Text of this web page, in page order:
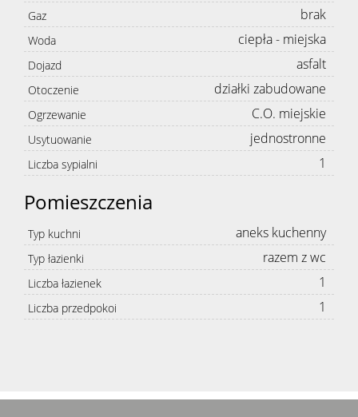
Gaz brak
Woda ciepła - miejska
Dojazd asfalt
Otoczenie działki zabudowane
Ogrzewanie C.O. miejskie
Usytuowanie jednostronne
Liczba sypialni 1
Pomieszczenia
Typ kuchni aneks kuchenny
Typ łazienki razem z wc
Liczba łazienek 1
Liczba przedpokoi 1